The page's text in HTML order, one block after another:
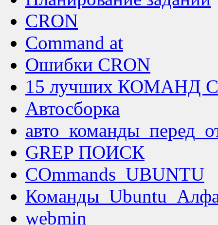
CRON
Command at
Ошибки CRON
15 лучших КОМАНД
Автосборка
GREP ПОИСК
COmmands_UBUNTU
webmin